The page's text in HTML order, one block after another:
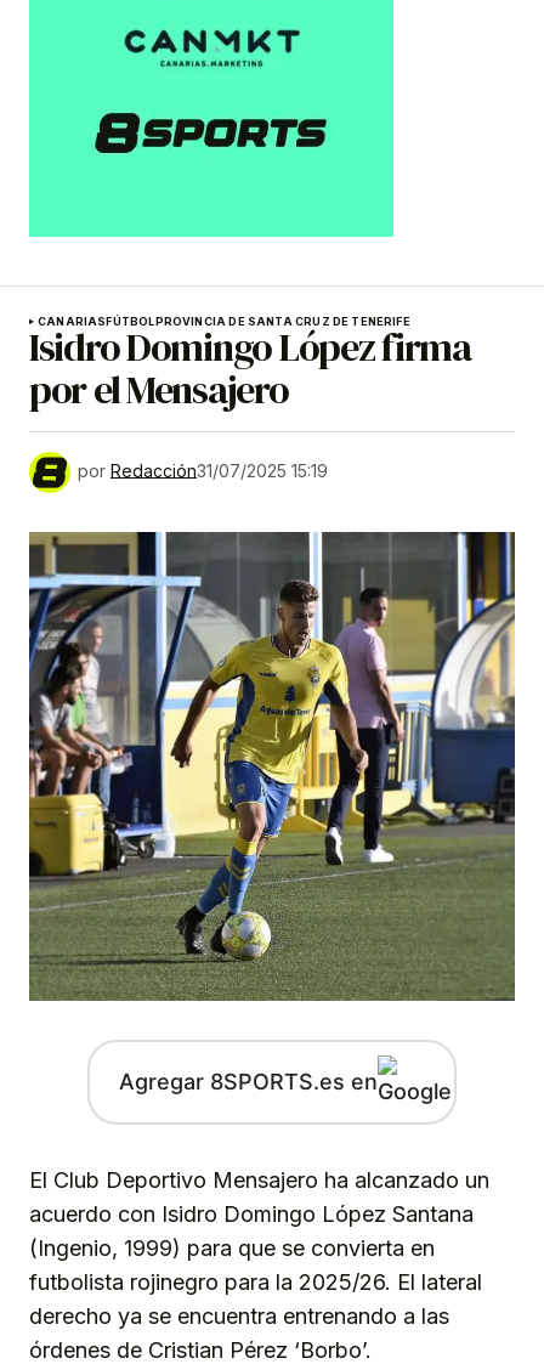
CANARIASFÚTBOLPROVINCIA DE SANTA CRUZ DE TENERIFE
Isidro Domingo López firma
por el Mensajero
por Redacción31/07/2025 15:19
Agregar 8SPORTS.es en
El Club Deportivo Mensajero ha alcanzado un
acuerdo con Isidro Domingo López Santana
(Ingenio, 1999) para que se convierta en
futbolista rojinegro para la 2025/26. El lateral
derecho ya se encuentra entrenando a las
órdenes de Cristian Pérez ‘Borbo’.